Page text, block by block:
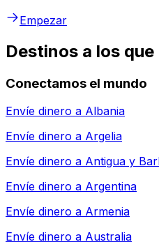
Empezar
Destinos a los
Conectamos el mundo
Envíe dinero a Albania
Envíe dinero a Argelia
Envíe dinero a Antigua y
Envíe dinero a Argentina
Envíe dinero a Armenia
Envíe dinero a Australia